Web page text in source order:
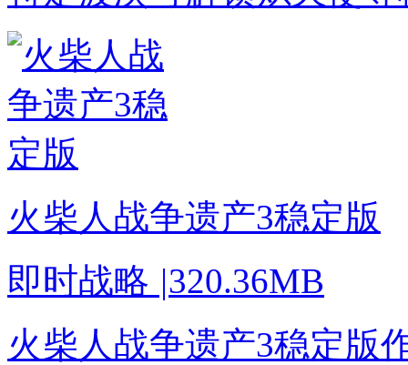
火柴人战争遗产3稳定版
即时战略 |320.36MB
火柴人战争遗产3稳定版